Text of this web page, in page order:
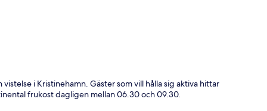
i Kristinehamn. Gäster som vill hålla sig aktiva hittar
frukost dagligen mellan 06.30 och 09.30.